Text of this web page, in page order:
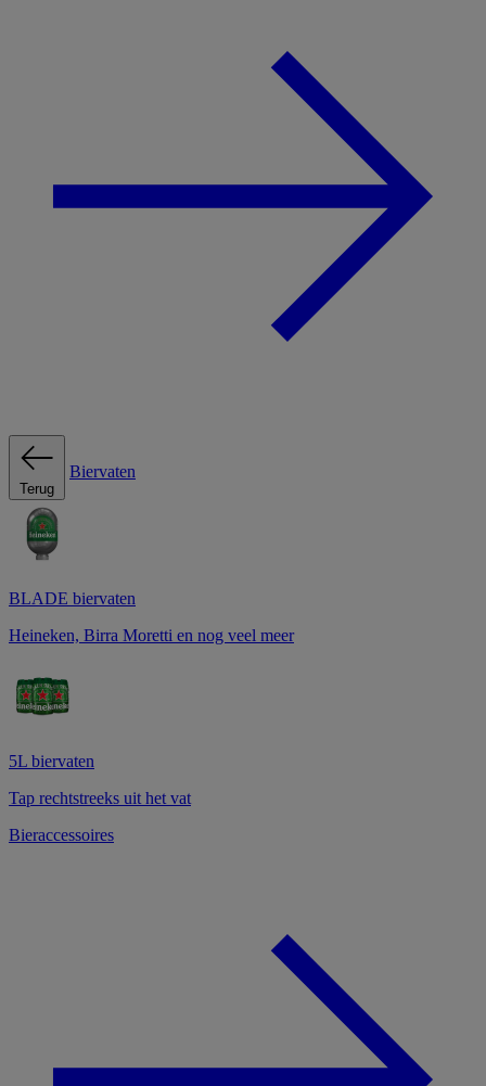
Terug
Biervaten
BLADE biervaten
Heineken, Birra Moretti en nog veel meer
5L biervaten
Tap rechtstreeks uit het vat
Bieraccessoires